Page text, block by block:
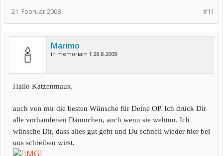
#11
21. Februar 2008
Marimo
in memoriam † 28.8.2008
Hallo Katzenmaus,
auch von mir die besten Wünsche für Deine OP. Ich drück Dir
alle vorhandenen Däumchen, auch wenn sie wehtun. Ich
wünsche Dir, dass alles gut geht und Du schnell wieder hier bei
uns schreiben wirst.